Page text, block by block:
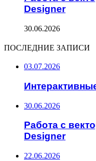
Designer
30.06.2026
ПОСЛЕДНИЕ ЗАПИСИ
03.07.2026
30.06.2026
Работа с
Designer
22.06.2026